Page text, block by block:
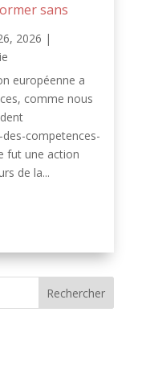
sans
2026 |
européenne a
comme nous
competences-
fut une action
de la...